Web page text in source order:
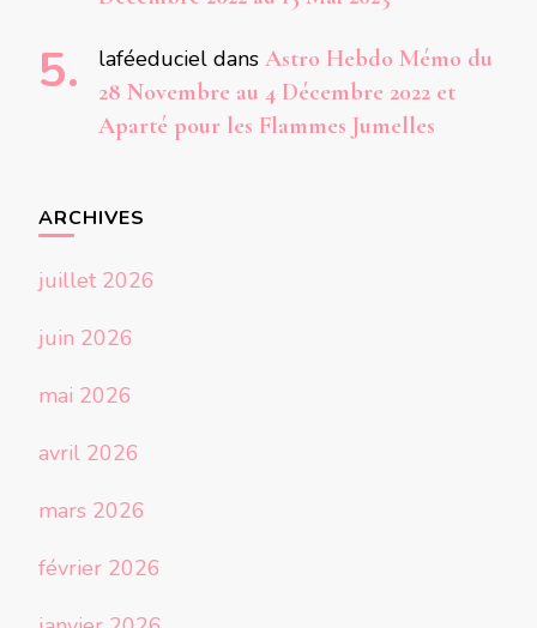
laféeduciel dans Astro Hebdo Mémo du
28 Novembre au 4 Décembre 2022 et
Aparté pour les Flammes Jumelles
ARCHIVES
juillet 2026
juin 2026
mai 2026
avril 2026
mars 2026
février 2026